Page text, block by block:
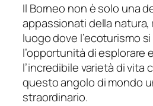
Il Borneo non è solo una
appassionati della natura,
luogo dove l’ecoturismo
l’opportunità di esplorare
l’incredibile varietà di vita
questo angolo di mondo
straordinario.